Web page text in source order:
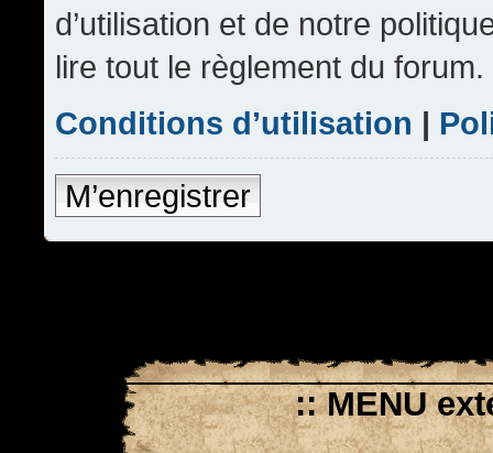
d’utilisation et de notre
lire tout le règlement du forum.
Conditions d’utilisation |
M’enregistrer
:: MENU